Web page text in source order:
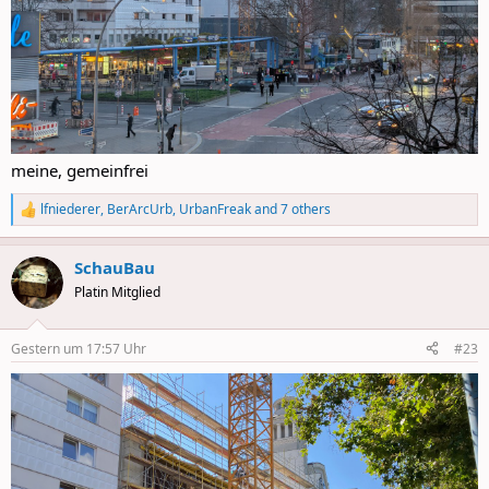
meine, gemeinfrei
R
e
a
c
t
i
s
:
lfniederer, BerArcUrb, UrbanFreakand 7 others
SchauBau
Platin Mitglied
Gestern um 17:57 Uhr #23